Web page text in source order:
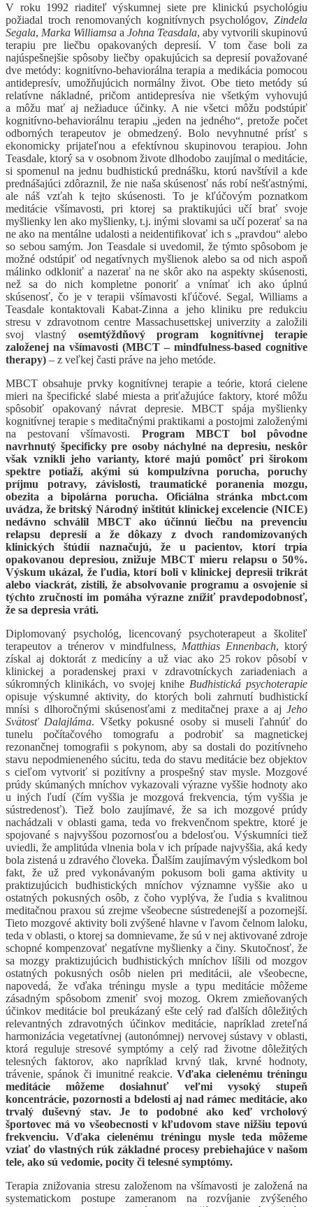
V roku 1992 riaditeľ výskumnej siete pre klinickú psychológiu
požiadal troch renomovaných kognitívnych psychológov, Zindela
Segala, Marka Williamsa a Johna Teasdala, aby vytvorili skupinovú
terapiu pre liečbu opakovaných depresií. V tom čase boli za
najúspešnejšie spôsoby liečby opakujúcich sa depresií považované
dve metódy: kognitívno-behaviorálna terapia a medikácia pomocou
antidepresív, umožňujúcich normálny život. Obe tieto metódy sú
relatívne nákladné, pričom antidepresíva nie všetkým vyhovujú
a môžu mať aj nežiaduce účinky. A nie všetci môžu podstúpiť
kognitívno-behaviorálnu terapiu „jeden na jedného“, pretože počet
odborných terapeutov je obmedzený. Bolo nevyhnutné prísť s
ekonomicky prijateľnou a efektívnou skupinovou terapiou. John
Teasdale, ktorý sa v osobnom živote dlhodobo zaujímal o meditácie,
si spomenul na jednu budhistickú prednášku, ktorú navštívil a kde
prednášajúci zdôraznil, že nie naša skúsenosť nás robí nešťastnými,
ale náš vzťah k tejto skúsenosti. To je kľúčovým poznatkom
meditácie všímavosti, pri ktorej sa praktikujúci učí brať svoje
myšlienky len ako myšlienky, t.j. inými slovami sa učí pozerať sa na
ne ako na mentálne udalosti a neidentifikovať ich s „pravdou“ alebo
so sebou samým. Jon Teasdale si uvedomil, že týmto spôsobom je
možné odstúpiť od negatívnych myšlienok alebo sa od nich aspoň
málinko odkloniť a nazerať na ne skôr ako na aspekty skúsenosti,
než sa do nich kompletne ponoriť a vnímať ich ako úplnú
skúsenosť, čo je v terapii všímavosti kľúčové. Segal, Williams a
Teasdale kontaktovali Kabat-Zinna a jeho kliniku pre redukciu
stresu v zdravotnom centre Massachusettskej univerzity a založili
svoj vlastný osemtýždňový program kognitívnej terapie
založenej na všímavosti (MBCT – mindfulness-based cognitive
therapy) – z veľkej časti práve na jeho metóde.
MBCT obsahuje prvky kognitívnej terapie a teórie, ktorá cielene
mieri na špecifické slabé miesta a priťažujúce faktory, ktoré môžu
spôsobiť opakovaný návrat depresie. MBCT spája myšlienky
kognitívnej terapie s meditačnými praktikami a postojmi založenými
na pestovaní všímavosti. Program MBCT bol pôvodne
navrhnutý špecificky pre osoby náchylné na depresiu, neskôr
však vznikli jeho varianty, ktoré majú pomôcť pri širokom
spektre potiaží, akými sú kompulzívna porucha, poruchy
príjmu potravy, závislosti, traumatické poranenia mozgu,
obezita a bipolárna porucha. Oficiálna stránka mbct.com
uvádza, že britský Národný inštitút klinickej excelencie (NICE)
nedávno schválil MBCT ako účinnú liečbu na prevenciu
relapsu depresií a že dôkazy z dvoch randomizovaných
klinických štúdií naznačujú, že u pacientov, ktorí trpia
opakovanou depresiou, znižuje MBCT mieru relapsu o 50%.
Výskum ukázal, že ľudia, ktorí boli v klinickej depresii trikrát
alebo viackrát, zistili, že absolvovanie programu a osvojenie si
týchto zručností im pomáha výrazne znížiť pravdepodobnosť,
že sa depresia vráti.
Diplomovaný psychológ, licencovaný psychoterapeut a školiteľ
terapeutov a trénerov v mindfulness, Matthias Ennenbach, ktorý
získal aj doktorát z medicíny a už viac ako 25 rokov pôsobí v
klinickej a poradenskej praxi v zdravotníckych zariadeniach a
súkromných klinikách, vo svojej knihe Budhistická psychoterapie
opisuje výskumné aktivity, do ktorých boli zahrnutí budhistickí
mnísi s dlhoročnými skúsenosťami z meditačnej praxe a aj Jeho
Svätosť Dalajláma. Všetky pokusné osoby si museli ľahnúť do
tunelu počítačového tomografu a podrobiť sa magnetickej
rezonančnej tomografii s pokynom, aby sa dostali do pozitívneho
stavu nepodmieneného súcitu, teda do stavu meditácie bez objektov
s cieľom vytvoriť si pozitívny a prospešný stav mysle. Mozgové
prúdy skúmaných mníchov vykazovali výrazne vyššie hodnoty ako
u iných ľudí (čím vyššia je mozgová frekvencia, tým vyššia je
sústredenosť). Tiež bolo zaujímavé, že sa ich mozgové prúdy
nachádzali v oblasti gama, teda vo frekvenčnom spektre, ktoré je
spojované s najvyššou pozornosťou a bdelosťou. Výskumníci tiež
uviedli, že amplitúda vlnenia bola v ich prípade najvyššia, aká kedy
bola zistená u zdravého človeka. Ďalším zaujímavým výsledkom bol
fakt, že už pred vykonávaným pokusom boli gama aktivity u
praktizujúcich budhistických mníchov významne vyššie ako u
ostatných pokusných osôb, z čoho vyplýva, že ľudia s kvalitnou
meditačnou praxou sú zrejme všeobecne sústredenejší a pozornejší.
Tieto mozgové aktivity boli zvýšené hlavne v ľavom čelnom laloku,
teda v oblasti, o ktorej sa domnievame, že sú v nej aktivované zdroje
schopné kompenzovať negatívne myšlienky a činy. Skutočnosť, že
sa mozgy praktizujúcich budhistických mníchov líšili od mozgov
ostatných pokusných osôb nielen pri meditácii, ale všeobecne,
napovedá, že vďaka tréningu mysle a typu meditácie môžeme
zásadným spôsobom zmeniť svoj mozog. Okrem zmieňovaných
účinkov meditácie bol preukázaný ešte celý rad ďalších dôležitých
relevantných zdravotných účinkov meditácie, napríklad zreteľná
harmonizácia vegetatívnej (autonómnej) nervovej sústavy v oblasti,
ktorá reguluje stresové symptómy a celý rad životne dôležitých
telesných faktorov, ako napríklad krvný tlak, krvné hodnoty,
trávenie, spánok či imunitné reakcie.Vďaka cielenému tréningu
meditácie môžeme dosiahnuť veľmi vysoký stupeň
koncentrácie, pozornosti a bdelosti aj nad rámec meditácie, ako
trvalý duševný stav. Je to podobné ako keď vrcholový
športovec má vo všeobecnosti v kľudovom stave nižšiu tepovú
frekvenciu. Vďaka cielenému tréningu mysle teda môžeme
vziať do vlastných rúk základné procesy prebiehajúce v našom
tele, ako sú vedomie, pocity či telesné symptómy.
Terapia znižovania stresu založenom na všímavosti je založená na
systematickom postupe zameranom na rozvíjanie zvýšeného